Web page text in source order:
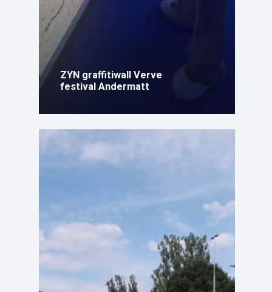
ZYN graffitiwall Verve
festival Andermatt